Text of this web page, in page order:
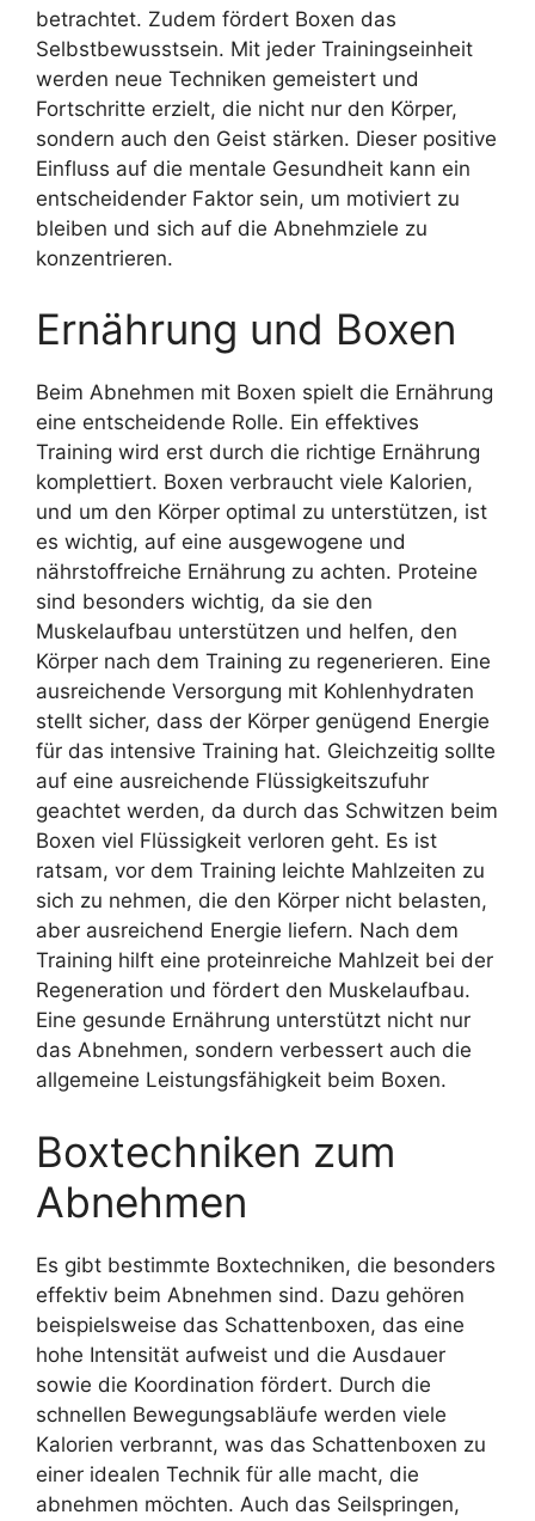
betrachtet. Zudem fördert Boxen das
Selbstbewusstsein. Mit jeder Trainingseinheit
werden neue Techniken gemeistert und
Fortschritte erzielt, die nicht nur den Körper,
sondern auch den Geist stärken. Dieser positive
Einfluss auf die mentale Gesundheit kann ein
entscheidender Faktor sein, um motiviert zu
bleiben und sich auf die Abnehmziele zu
konzentrieren.
Ernährung und Boxen
Beim Abnehmen mit Boxen spielt die Ernährung
eine entscheidende Rolle. Ein effektives
Training wird erst durch die richtige Ernährung
komplettiert. Boxen verbraucht viele Kalorien,
und um den Körper optimal zu unterstützen, ist
es wichtig, auf eine ausgewogene und
nährstoffreiche Ernährung zu achten. Proteine
sind besonders wichtig, da sie den
Muskelaufbau unterstützen und helfen, den
Körper nach dem Training zu regenerieren. Eine
ausreichende Versorgung mit Kohlenhydraten
stellt sicher, dass der Körper genügend Energie
für das intensive Training hat. Gleichzeitig sollte
auf eine ausreichende Flüssigkeitszufuhr
geachtet werden, da durch das Schwitzen beim
Boxen viel Flüssigkeit verloren geht. Es ist
ratsam, vor dem Training leichte Mahlzeiten zu
sich zu nehmen, die den Körper nicht belasten,
aber ausreichend Energie liefern. Nach dem
Training hilft eine proteinreiche Mahlzeit bei der
Regeneration und fördert den Muskelaufbau.
Eine gesunde Ernährung unterstützt nicht nur
das Abnehmen, sondern verbessert auch die
allgemeine Leistungsfähigkeit beim Boxen.
Boxtechniken zum
Abnehmen
Es gibt bestimmte Boxtechniken, die besonders
effektiv beim Abnehmen sind. Dazu gehören
beispielsweise das Schattenboxen, das eine
hohe Intensität aufweist und die Ausdauer
sowie die Koordination fördert. Durch die
schnellen Bewegungsabläufe werden viele
Kalorien verbrannt, was das Schattenboxen zu
einer idealen Technik für alle macht, die
abnehmen möchten. Auch das Seilspringen,